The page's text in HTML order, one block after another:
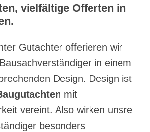
vielfältige Offerten in
Gutachter offerieren wir
in einem
Design. Design ist
mit
vereint. Also wirken unsre
besonders